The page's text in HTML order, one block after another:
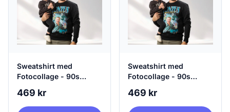
Sweatshirt med
Fotocollage - 90s
469 kr
Sweatshirt med
Fotocollage - 90s
469 kr